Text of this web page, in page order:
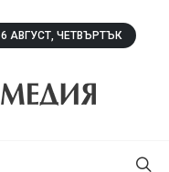
6 АВГУСТ, ЧЕТВЪРТЪК